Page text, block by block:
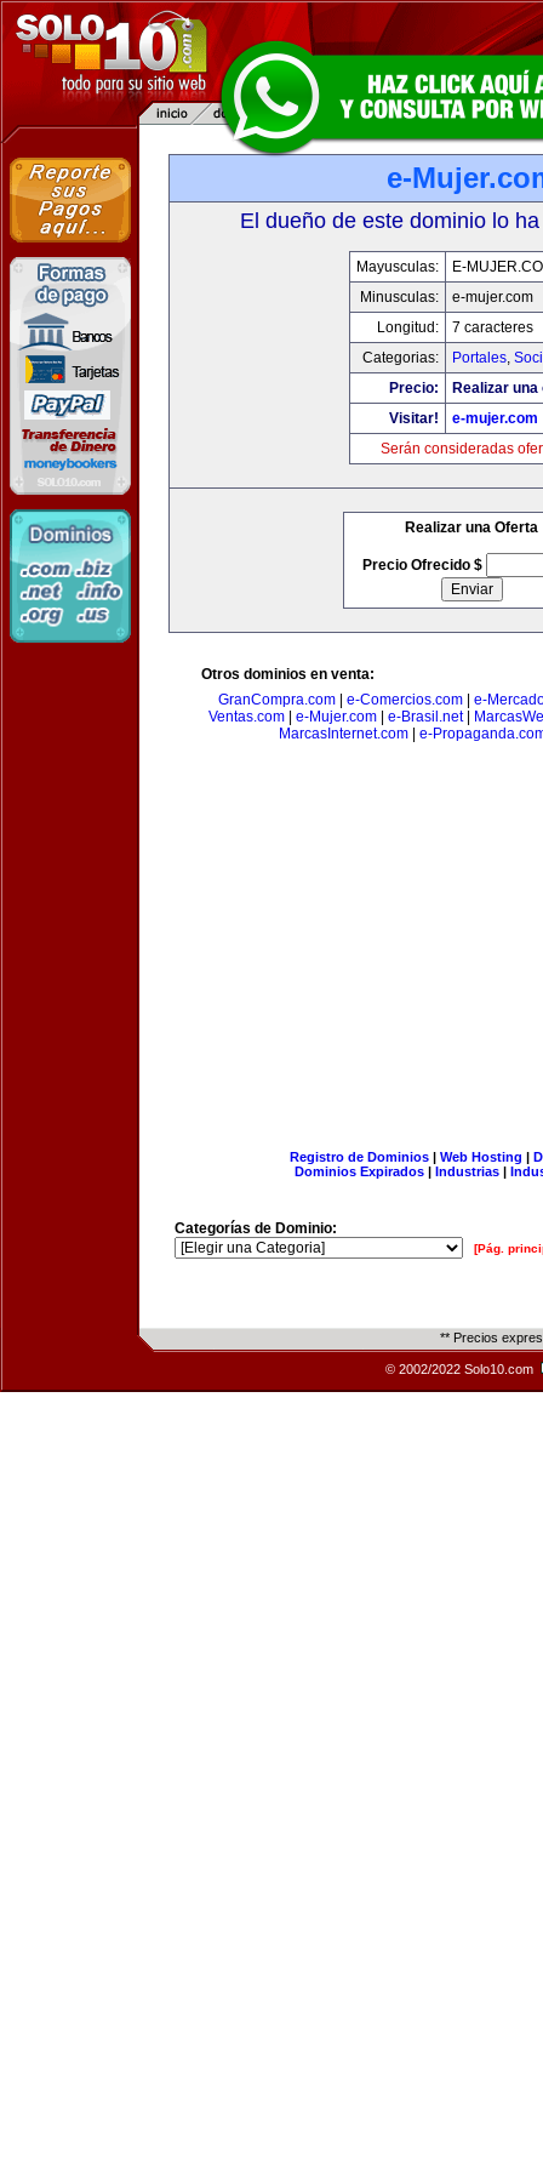
e-
El dueño de este dominio lo
Mayusculas:
E-
Minusculas:
e-mujer.com
Longitud:
7 caracteres
Categorias:
Portales,
Precio:
Realizar
Visitar!
e-mujer.com
Serán consideradas
Realizar una Oferta
Precio Ofrecido $
Otros dominios en venta:
GranCompra.com
e-Comercios.com
e-
Ventas.com| e-Mujer.com| e-Brasil.net|
MarcasInternet.com
e-
Registro de Dominios| Web Hosting |
Dominios Expirados | Industrias |
Categorías de Dominio:
[Pág.
** Precios
© 2002/2022 Solo10.com